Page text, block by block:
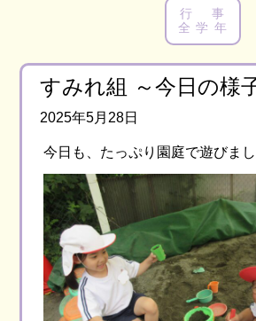
行 事
全 学 年
すみれ組 ～今日の様
2025年5月28日
今日も、たっぷり園庭で遊びまし